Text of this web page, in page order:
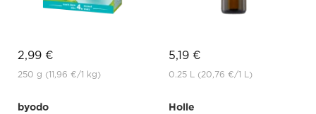
2,99 €
250 g (11,96 €/1 kg)
5,19 €
0.25 L (20,76 €/1 L)
byodo
Holle